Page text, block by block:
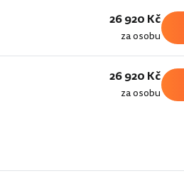
26 920 Kč
za osobu
26 920 Kč
za osobu